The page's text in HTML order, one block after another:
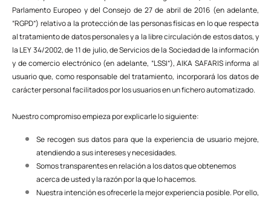
Parlamento Europeo y del Consejo de 27 de abril de 2016 (en adelante,
“RGPD”) relativo a la protección de las personas físicas en lo que respecta
al tratamiento de datos personales y a la libre circulación de estos datos, y
la LEY 34/2002, de 11 de julio, de Servicios de la Sociedad de la información
y de comercio electrónico (en adelante, “LSSI”), AIKA SAFARIS informa al
usuario que, como responsable del tratamiento, incorporará los datos de
carácter personal facilitados por los usuarios en un fichero automatizado.
Nuestro compromiso empieza por explicarle lo siguiente:
Se recogen sus datos para que la experiencia de usuario mejore,
atendiendo a sus intereses y necesidades.
Somos transparentes en relación a los datos que obtenemos
acerca de usted y la razón por la que lo hacemos.
Nuestra intención es ofrecerle la mejor experiencia posible. Por ello,